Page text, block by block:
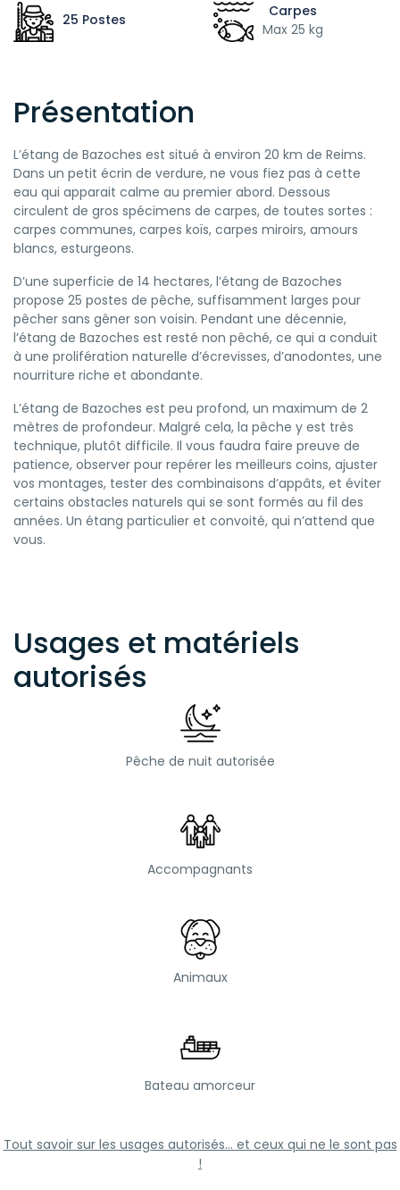
25 Postes
Carpes
Max 25 kg
Présentation
L’étang de Bazoches est situé à environ 20 km de Reims.
Dans un petit écrin de verdure, ne vous fiez pas à cette
eau qui apparait calme au premier abord. Dessous
circulent de gros spécimens de carpes, de toutes sortes :
carpes communes, carpes koïs, carpes miroirs, amours
blancs, esturgeons.
D’une superficie de 14 hectares, l’étang de Bazoches
propose 25 postes de pêche, suffisamment larges pour
pêcher sans gêner son voisin. Pendant une décennie,
l’étang de Bazoches est resté non pêché, ce qui a conduit
à une prolifération naturelle d’écrevisses, d’anodontes, une
nourriture riche et abondante.
L’étang de Bazoches est peu profond, un maximum de 2
mètres de profondeur. Malgré cela, la pêche y est très
technique, plutôt difficile. Il vous faudra faire preuve de
patience, observer pour repérer les meilleurs coins, ajuster
vos montages, tester des combinaisons d’appâts, et éviter
certains obstacles naturels qui se sont formés au fil des
années. Un étang particulier et convoité, qui n’attend que
vous.
Usages et matériels
autorisés
Pêche de nuit autorisée
Accompagnants
Animaux
Bateau amorceur
Tout savoir sur les usages autorisés... et ceux qui ne le sont pas
!